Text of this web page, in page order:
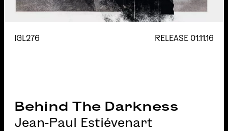
IGL276 RELEASE 01.11.16
Behind The Darkness
Jean-Paul Estiévenart